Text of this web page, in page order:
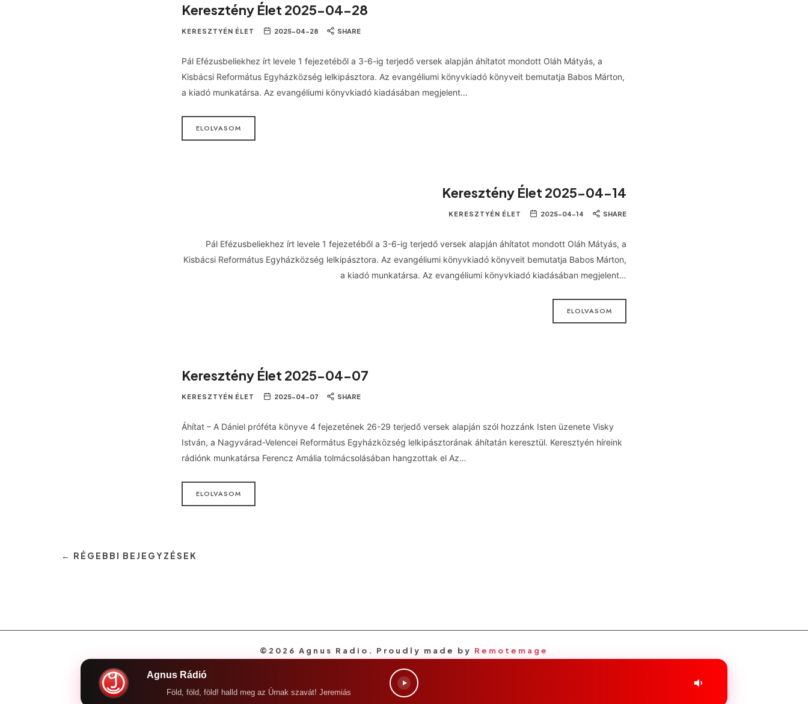
Keresztény Élet 2025-04-28
KERESZTYÉN ÉLET 2025-04-28 SHARE
Pál Efézusbeliekhez írt levele 1 fejezetéből a 3-6-ig terjedő versek alapján áhítatot mondott Oláh Mátyás, a
Kisbácsi Református Egyházközség lelkipásztora. Az evangéliumi könyvkiadó könyveit bemutatja Babos Márton,
a kiadó munkatársa. Az evangéliumi könyvkiadó kiadásában megjelent…
ELOLVASOM
Keresztény Élet 2025-04-14
KERESZTYÉN ÉLET 2025-04-14 SHARE
Pál Efézusbeliekhez írt levele 1 fejezetéből a 3-6-ig terjedő versek alapján áhítatot mondott Oláh Mátyás, a
Kisbácsi Református Egyházközség lelkipásztora. Az evangéliumi könyvkiadó könyveit bemutatja Babos Márton,
a kiadó munkatársa. Az evangéliumi könyvkiadó kiadásában megjelent…
ELOLVASOM
Keresztény Élet 2025-04-07
KERESZTYÉN ÉLET 2025-04-07 SHARE
Áhítat – A Dániel próféta könyve 4 fejezetének 26-29 terjedő versek alapján szól hozzánk Isten üzenete Visky
István, a Nagyvárad-Velencei Református Egyházközség lelkipásztorának áhítatán keresztül. Keresztyén híreink
rádiónk munkatársa Ferencz Amália tolmácsolásában hangzottak el Az…
ELOLVASOM
← RÉGEBBI BEJEGYZÉSEK
©2026 Agnus Radio. Proudly made by Remotemage
Agnus Rádió
Föld, föld, föld! halld meg az Úrnak szavát! Jeremiás 22:29